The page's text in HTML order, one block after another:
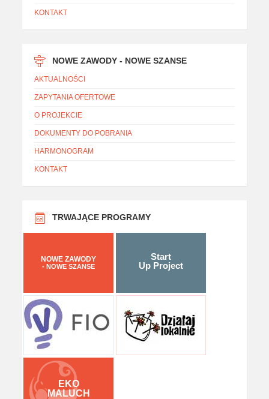
KONTAKT
NOWE ZAWODY - NOWE SZANSE
AKTUALNOŚCI
ZAPYTANIA OFERTOWE
O PROJEKCIE
DOKUMENTY DO POBRANIA
HARMONOGRAM
KONTAKT
TRWAJĄCE PROGRAMY
NOWE ZAWODY
- NOWE SZANSE
Start
Up Project
EKO
MALUCH